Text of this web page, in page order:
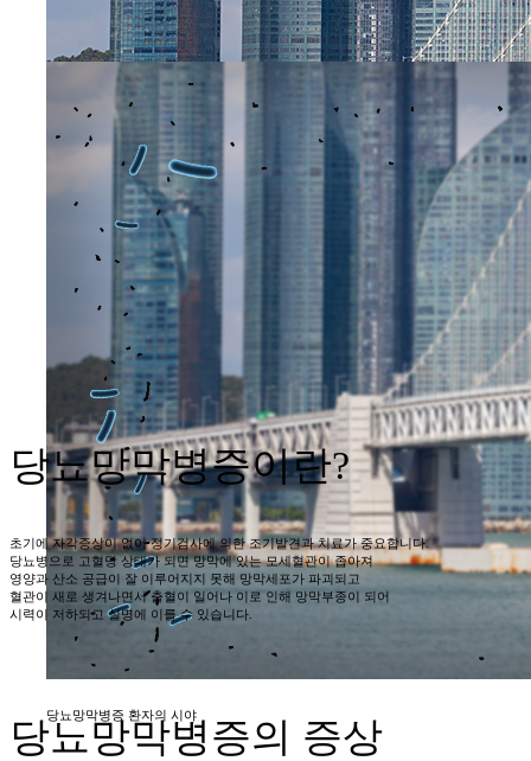
정상인 시야
당뇨망막병증 환자의 시야
당뇨망막병증이란?
초기에 자각증상이 없어 정기검사에 의한 조기발견과 치료가 중요합니다.
당뇨병으로 고혈당 상태가 되면 망막에 있는 모세혈관이 좁아져
영양과 산소 공급이 잘 이루어지지 못해 망막세포가 파괴되고
혈관이 새로 생겨나면서 출혈이 일어나 이로 인해 망막부종이 되어
시력이 저하되고 실명에 이를 수 있습니다.
당뇨망막병증의 증상